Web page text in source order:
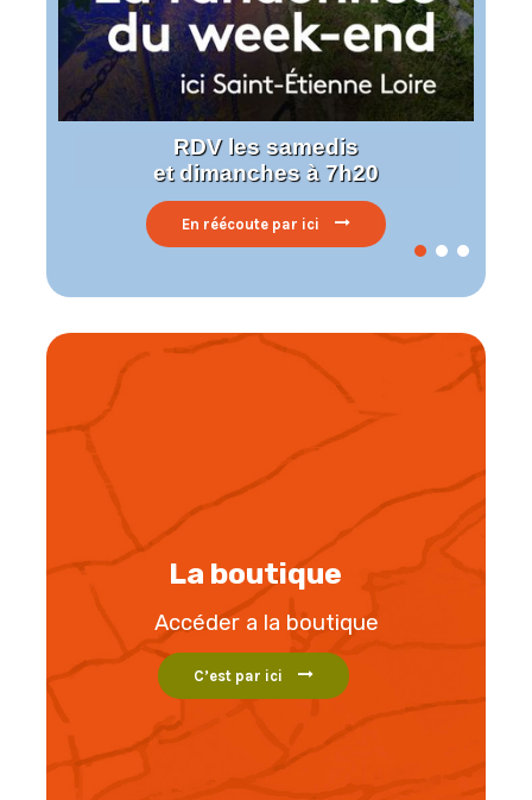
En réécoute par ici
RDV les samedis
et dimanches à 7h20
La boutique
Accéder a la boutique
C’est par ici